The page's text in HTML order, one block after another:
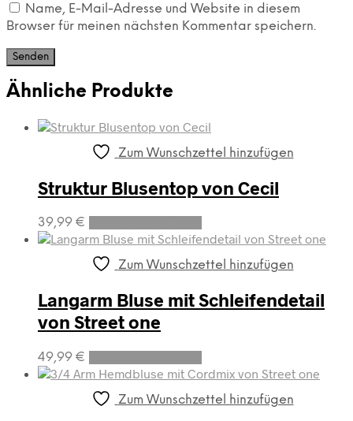
Name, E-Mail-Adresse und Website in diesem
Browser für meinen nächsten Kommentar speichern.
Ähnliche Produkte
Zum Wunschzettel hinzufügen
Struktur Blusentop von Cecil
39,99 €
Dieses
Produkt
mehrere
auf.
Die
auf
der
gewählt
Zum Wunschzettel hinzufügen
Langarm Bluse mit Schleifendetail
von Street one
49,99 €
Dieses
Produkt
weist
mehrere
Zum Wunschzettel hinzufügen